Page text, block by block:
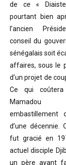
de ce «
pourtant bien
l’ancien
conseil du
sénégalais soit
affaires, sous le
d’un projet de
Ce qui
embastillement
d’une décennie.
fut gracié en
actuel disciple
un père ayant